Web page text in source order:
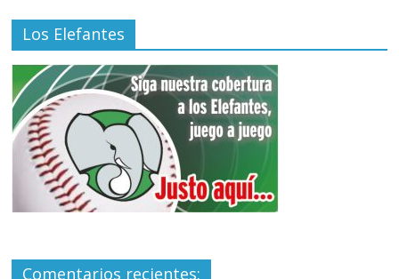
Los Elefantes
Comentarios recientes: